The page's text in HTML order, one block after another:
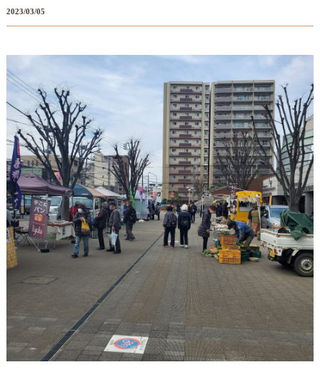
2023/03/05